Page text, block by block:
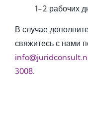
1-2 рабочих
В случае
свяжитесь с нами
3008.